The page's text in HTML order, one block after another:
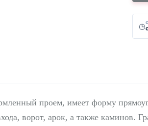
◷
проем, имеет форму
ворот, арок, а также каминов.